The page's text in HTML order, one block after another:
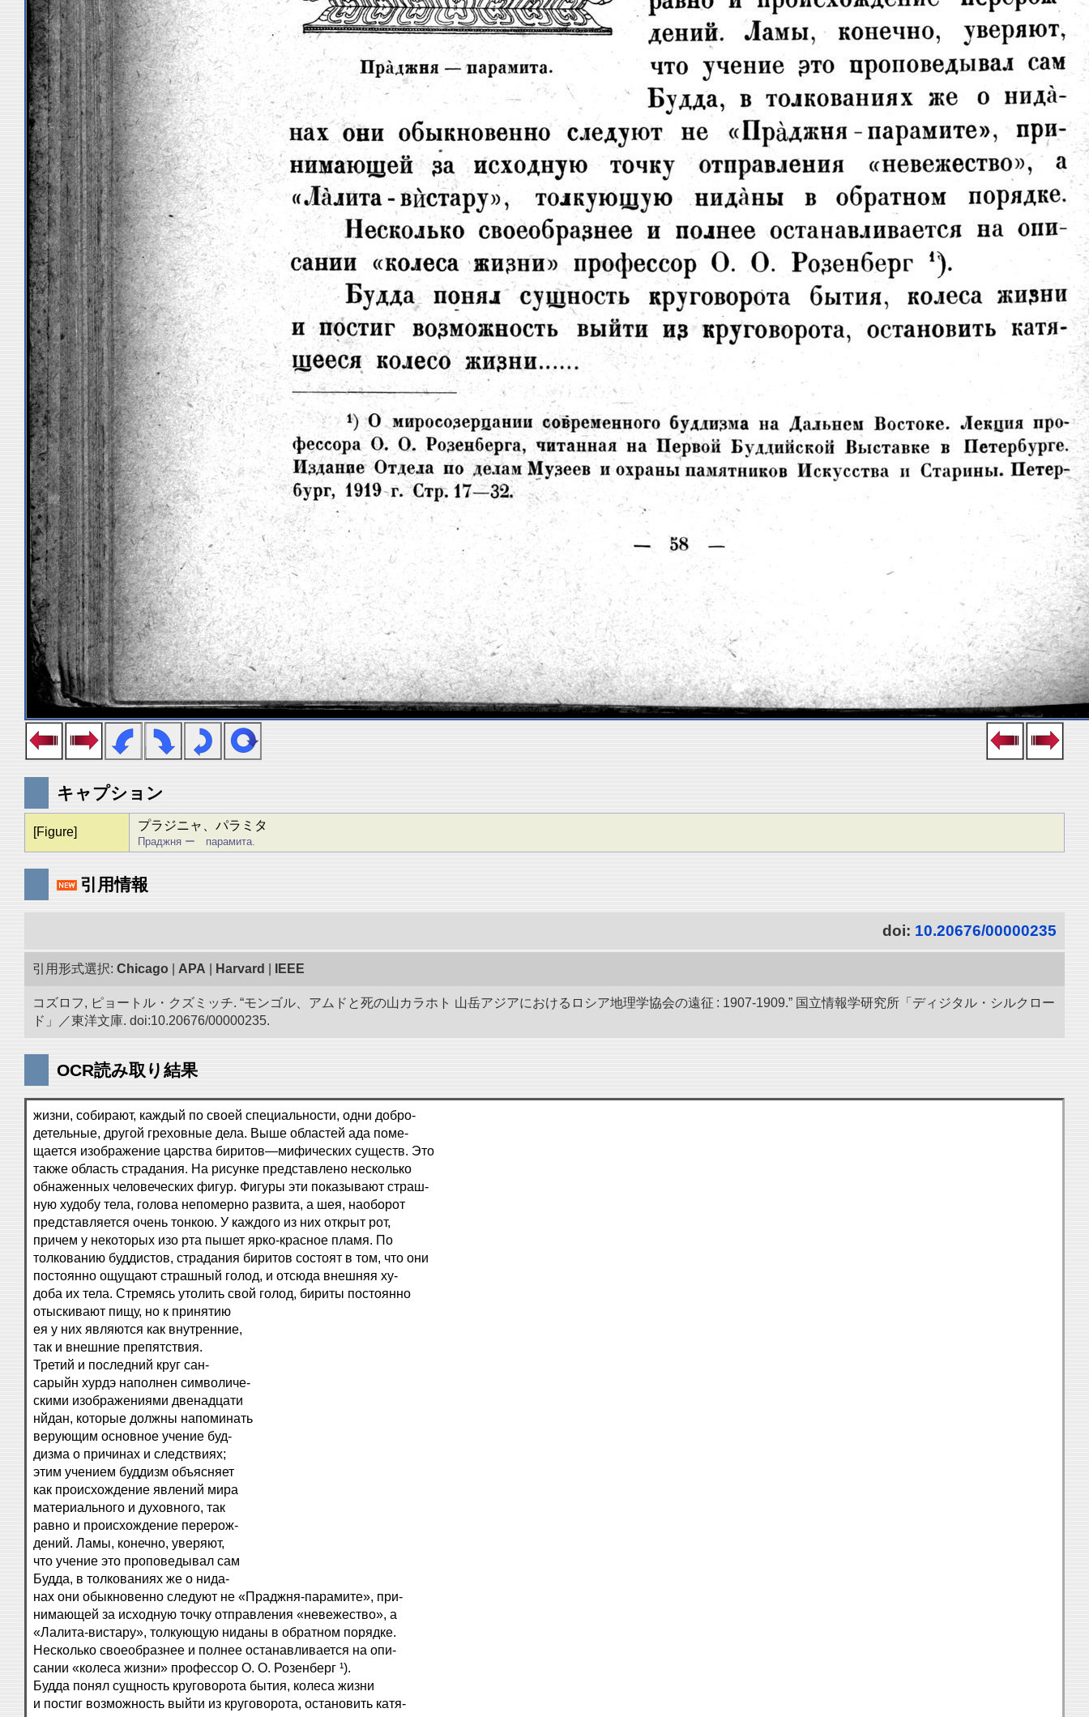
キャプション
[Figure] プラジニャ、パラミタ
Праджня ー парамита.
引用情報
doi: 10.20676/00000235
引用形式選択: Chicago APA Harvard IEEE
コズロフ, ピョートル・クズミッチ. “モンゴル、アムドと死の山カラホト 山岳アジアにおけるロシア地理学協会の遠征 : 1907-1909.” 国立情報学研究所「ディジタル・シルクロー
ド」／東洋文庫. doi:10.20676/00000235.
OCR読み取り結果
жизни, собирают, каждый по своей специальности, одни добро-
детельные, другой греховные дела. Выше областей ада поме-
щается изображение царства биритов—мифических существ. Это
также область страдания. На рисунке представлено несколько
обнаженных человеческих фигур. Фигуры эти показывают страш-
ную худобу тела, голова непомерно развита, а шея, наоборот
представляется очень тонкою. У каждого из них открыт рот,
причем у некоторых изо рта пышет ярко-красное пламя. По
толкованию буддистов, страдания биритов состоят в том, что они
постоянно ощущают страшный голод, и отсюда внешняя ху-
доба их тела. Стремясь утолить свой голод, бириты постоянно
отыскивают пищу, но к принятию
ея у них являются как внутренние,
так и внешние препятствия.
Третий и последний круг сан-
сарыйн хурдэ наполнен символиче-
скими изображениями двенадцати
нйдан, которые должны напоминать
верующим основное учение буд-
дизма о причинах и следствиях;
этим учением буддизм объясняет
как происхождение явлений мира
материального и духовного, так
равно и происхождение перерож-
дений. Ламы, конечно, уверяют,
что учение это проповедывал сам
Будда, в толкованиях же о нида-
нах они обыкновенно следуют не «Праджня-парамите», при-
нимающей за исходную точку отправления «невежество», а
«Лалита-вистару», толкующую ниданы в обратном порядке.
Несколько своеобразнее и полнее останавливается на опи-
сании «колеса жизни» профессор О. О. Розенберг ¹).
Будда понял сущность круговорота бытия, колеса жизни
и постиг возможность выйти из круговорота, остановить катя-